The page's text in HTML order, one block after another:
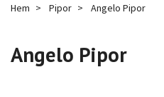
Hem Pipor Angelo Pipor
Angelo Pipor